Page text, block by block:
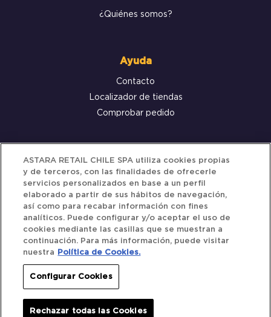
¿Quiénes somos?
Ayuda
Contacto
Localizador de tiendas
Comprobar pedido
Servicio al cliente
Términos y Condiciones
Política de privacidad
Siguenos
Redes Sociales
ASTARA RETAIL CHILE SPA utiliza cookies propias
y de terceros, con las finalidades de ofrecerle
servicios personalizados en base a un perfil
elaborado a partir de sus hábitos de navegación,
así como para recabar información con fines
analíticos. Puede configurar y/o aceptar el uso de
cookies mediante las casillas que se muestran a
continuación. Para más información, puede visitar
nuestra
Política de Cookies.
Configurar Cookies
Rechazar todas las Cookies